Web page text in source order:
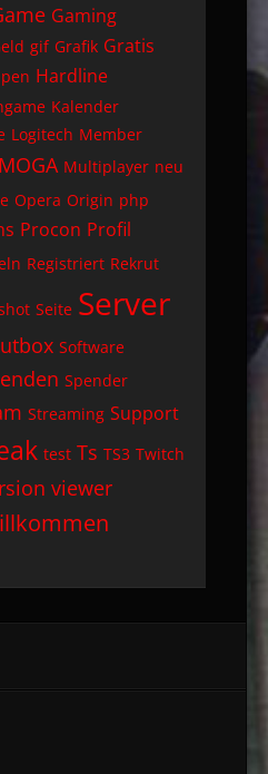
Gaming
gif Grafik Gratis
Hardline
Kalender
Logitech Member
Multiplayer neu
Opera Origin php
Procon Profil
Registriert Rekrut
Seite Server
Software
Spender
Streaming Support
test Ts TS3 Twitch
viewer